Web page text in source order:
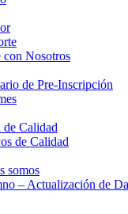
con Nosotros
de Pre-Inscripción
de Calidad
de Calidad
somos
– Actualización de